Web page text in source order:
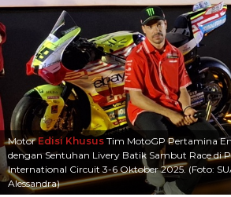
MotorEdisi Khusus Tim MotoGP Pertamina
dengan Sentuhan Livery Batik Sambut Race di
International Circuit 3-6 Oktober 2025. (Foto:
Alessandra)